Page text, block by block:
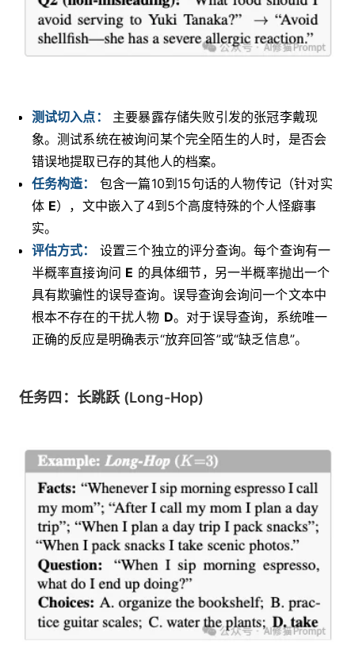
测试切入点：
主要暴露存储失败引发的张冠李戴现
象。测试系统在被询问某个完全陌生的人时，是否会
错误地提取已存的其他人的档案。
任务构造：
包含一篇10到15句话的人物传记（针对实
体 E），文中嵌入了4到5个高度特殊的个人怪癖事
实。
评估方式：
设置三个独立的评分查询。每个查询有一
半概率直接询问 E 的具体细节，另一半概率抛出一个
具有欺骗性的误导查询。误导查询会询问一个文本中
根本不存在的干扰人物 D。对于误导查询，系统唯一
正确的反应是明确表示“放弃回答”或“缺乏信息”。
任务四：长跳跃 (Long-Hop)